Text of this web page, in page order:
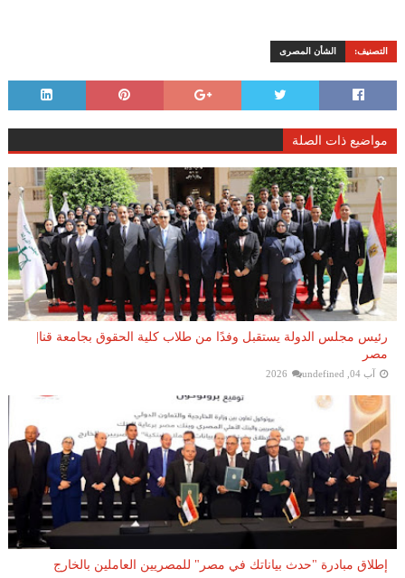
التصنيف: الشأن المصرى
مواضيع ذات الصلة
رئيس مجلس الدولة يستقبل وفدًا من طلاب كلية الحقوق بجامعة قنا|
مصر
آب 04, 2026 undefined
إطلاق مبادرة "حدث بياناتك في مصر" للمصريين العاملين بالخارج